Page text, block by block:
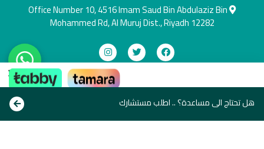
Office Number 10, 4516 Imam Saud Bin Abdulaziz Bin
Mohammed Rd, Al Muruj Dist., Riyadh 12282
دفع آمن
هل تحتاج الى مساعدة؟ .. اطلب مستشارك
×